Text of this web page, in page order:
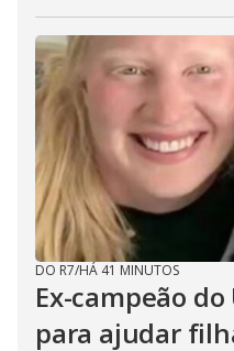
DO R7/HÁ 41 MINUTOS
Ex-campeão do
para ajudar